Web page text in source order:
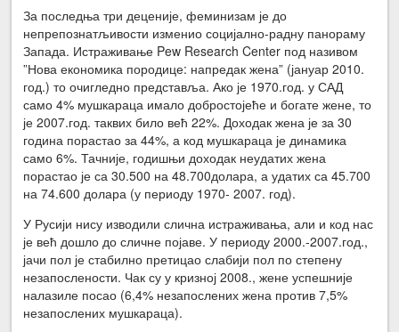
За последња три деценије, феминизам је до
непрепознатљивости изменио социјално-радну панораму
Запада. Истраживање Pew Research Center под називом
”Нова економика породице: напредак жена” (јануар 2010.
год.) то очигледно представља. Ако је 1970.год. у САД
само 4% мушкараца имало добростојеће и богате жене, то
је 2007.год. таквих било већ 22%. Доходак жена је за 30
година порастао за 44%, а код мушкараца је динамика
само 6%. Тачније, годишњи доходак неудатих жена
порастао је са 30.500 на 48.700долара, а удатих са 45.700
на 74.600 долара (у периоду 1970- 2007. год).
У Русији нису изводили слична истраживања, али и код нас
је већ дошло до сличне појаве. У периоду 2000.-2007.год.,
јачи пол је стабилно претицао слабији пол по степену
незапослености. Чак су у кризној 2008., жене успешније
налазиле посао (6,4% незапослених жена против 7,5%
незапослених мушкараца).